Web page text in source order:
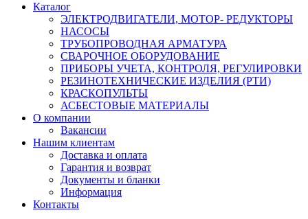
Каталог
ЭЛЕКТРОДВИГАТЕЛИ, МОТОР- РЕДУКТОРЫ
НАСОСЫ
ТРУБОПРОВОДНАЯ АРМАТУРА
СВАРОЧНОЕ ОБОРУДОВАНИЕ
ПРИБОРЫ УЧЕТА, КОНТРОЛЯ, РЕГУЛИРОВКИ
РЕЗИНОТЕХНИЧЕСКИЕ ИЗДЕЛИЯ (РТИ)
КРАСКОПУЛЬТЫ
АСБЕСТОВЫЕ МАТЕРИАЛЫ
О компании
Вакансии
Нашим клиентам
Доставка и оплата
Гарантия и возврат
Документы и бланки
Информация
Контакты